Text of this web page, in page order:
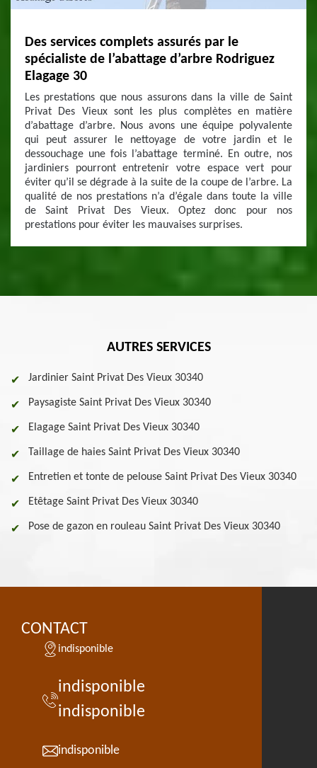
Des services complets assurés par le
spécialiste de l’abattage d’arbre Rodriguez
Elagage 30
Les prestations que nous assurons dans la ville de Saint
Privat Des Vieux sont les plus complètes en matière
d’abattage d’arbre. Nous avons une équipe polyvalente
qui peut assurer le nettoyage de votre jardin et le
dessouchage une fois l’abattage terminé. En outre, nos
jardiniers pourront entretenir votre espace vert pour
éviter qu’il se dégrade à la suite de la coupe de l’arbre. La
qualité de nos prestations n’a d’égale dans toute la ville
de Saint Privat Des Vieux. Optez donc pour nos
prestations pour éviter les mauvaises surprises.
AUTRES SERVICES
Jardinier Saint Privat Des Vieux 30340
Paysagiste Saint Privat Des Vieux 30340
Elagage Saint Privat Des Vieux 30340
Taillage de haies Saint Privat Des Vieux 30340
Entretien et tonte de pelouse Saint Privat Des Vieux 30340
Etêtage Saint Privat Des Vieux 30340
Pose de gazon en rouleau Saint Privat Des Vieux 30340
CONTACT
indisponible
indisponible
indisponible
indisponible